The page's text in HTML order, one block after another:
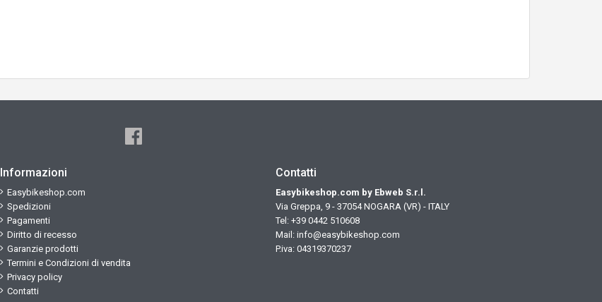
Informazioni
Easybikeshop.com
Spedizioni
Pagamenti
Diritto di recesso
Garanzie prodotti
Termini e Condizioni di vendita
Privacy policy
Contatti
Contatti
Easybikeshop.com by Ebweb S.r.l.
Via Greppa, 9 - 37054 NOGARA (VR) - ITALY
Tel: +39 0442 510608
Mail: info@easybikeshop.com
P.iva: 04319370237